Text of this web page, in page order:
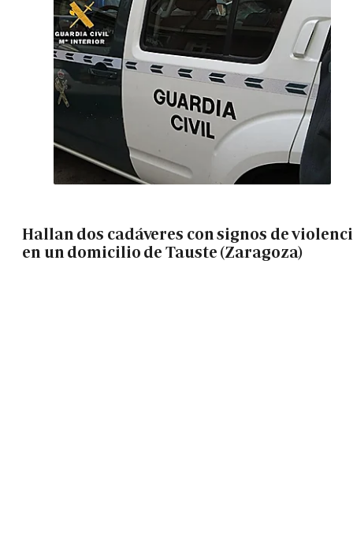
Hallan dos cadáveres con signos de
en un domicilio de Tauste (Zaragoza)